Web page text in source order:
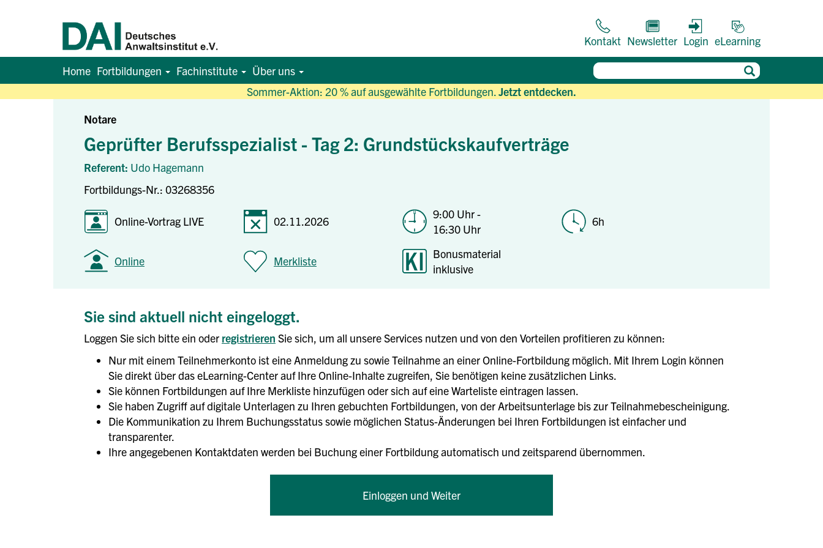
Sommer-Aktion: 20 % auf ausgewählte Fortbildungen.Jetzt entdecken.
Kontakt Newsletter Login eLearning
Home Fortbildungen Fachinstitute Über uns
Notare
Geprüfter Berufsspezialist - Tag 2: Grundstückskaufverträge
Referent: Udo Hagemann
Fortbildungs-Nr.: 03268356
Online-Vortrag LIVE 02.11.2026
9:00 Uhr -
16:30 Uhr
6h
Online Merkliste
Bonusmaterial
inklusive
Sie sind aktuell nicht eingeloggt.
Loggen Sie sich bitte ein oder registrieren Sie sich, um all unsere Services nutzen und von den Vorteilen profitieren zu können:
Nur mit einem Teilnehmerkonto ist eine Anmeldung zu sowie Teilnahme an einer Online-Fortbildung möglich. Mit Ihrem Login können
Sie direkt über das eLearning-Center auf Ihre Online-Inhalte zugreifen, Sie benötigen keine zusätzlichen Links.
Sie können Fortbildungen auf Ihre Merkliste hinzufügen oder sich auf eine Warteliste eintragen lassen.
Sie haben Zugriff auf digitale Unterlagen zu Ihren gebuchten Fortbildungen, von der Arbeitsunterlage bis zur Teilnahmebescheinigung.
Die Kommunikation zu Ihrem Buchungsstatus sowie möglichen Status-Änderungen bei Ihren Fortbildungen ist einfacher und
transparenter.
Ihre angegebenen Kontaktdaten werden bei Buchung einer Fortbildung automatisch und zeitsparend übernommen.
Einloggen und Weiter